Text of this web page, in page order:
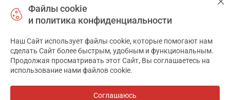
ПЕРЕД ПРИМЕНЕНИЕМ ПРЕПАРАТА
ПРОКОНСУЛЬТИРУЙТЕСЬ С ВРАЧОМ
ТОВ «АПТЕКА 911.ЮА» Код ЄДРПОУ 43631965.
Отказ от ответственности
АПТЕКА911.ЮА
Файлы cookie
и политика конфиденциальности
Наш Сайт использует файлы cookie, которые помогают нам
сделать Сайт более быстрым, удобным и функциональным.
Продолжая просматривать этот Сайт, Вы соглашаетесь на
использование нами файлов cookie.
Соглашаюсь
✕